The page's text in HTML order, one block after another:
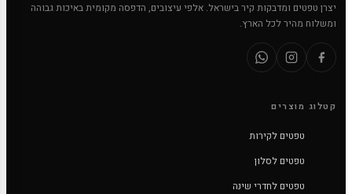
יצרן טפטים ומדבקות קיר בישראל. אלפי עיצובים, הדפסה מקומית באיכות גבוהה
ומשלוח מהיר לכל הארץ.
קטלוג מוצרים
טפטים לקירות
טפטים לסלון
טפטים לחדרי שינה